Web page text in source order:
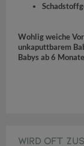
Wohlig weiche
unkaputtbarem
Babys ab 6
WIRD OFT